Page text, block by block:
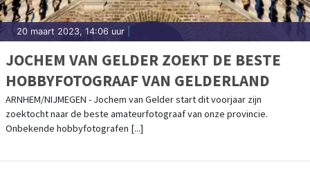
20 maart 2023, 14:06 uur
JOCHEM VAN GELDER ZOEKT DE BESTE
HOBBYFOTOGRAAF VAN GELDERLAND
ARNHEM/NIJMEGEN - Jochem van Gelder start dit voorjaar zijn
zoektocht naar de beste amateurfotograaf van onze provincie.
Onbekende hobbyfotografen [...]